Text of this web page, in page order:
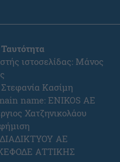
ιστοσελίδας: Μάνος
Κασίμη
name: ENIKOS AE
Χατζηνικολάου
ΑΕ
ΑΤΤΙΚΗΣ